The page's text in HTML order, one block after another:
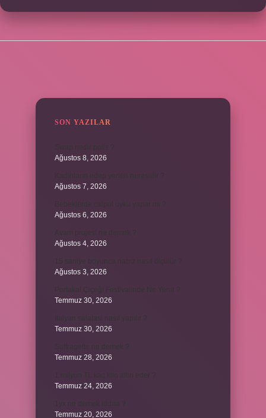
SON YAZILAR
Ağustos 8, 2026
Ağustos 7, 2026
Ağustos 6, 2026
Ağustos 4, 2026
Ağustos 3, 2026
Temmuz 30, 2026
Temmuz 30, 2026
Temmuz 28, 2026
Temmuz 24, 2026
Temmuz 20, 2026